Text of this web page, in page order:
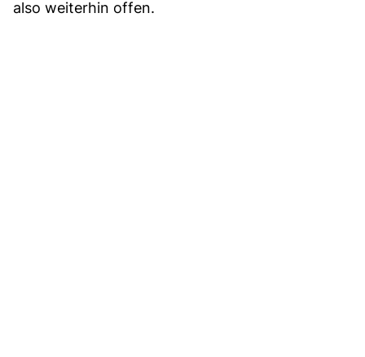
also weiterhin offen.